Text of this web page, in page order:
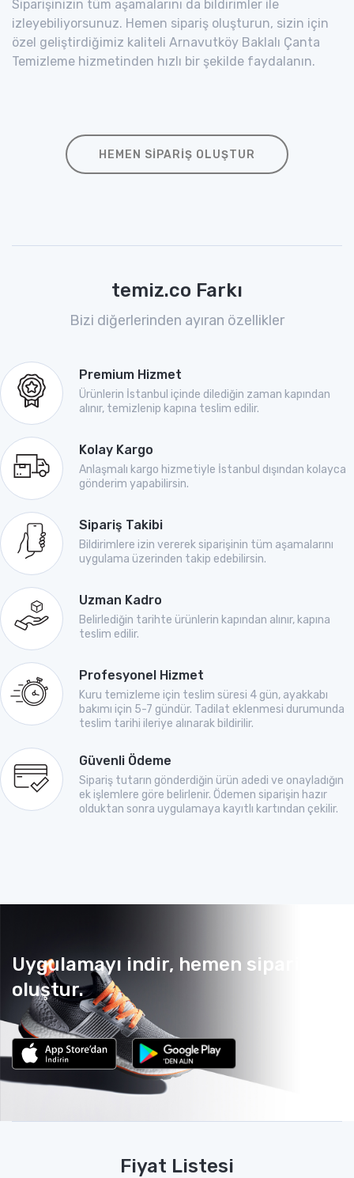
Siparişinizin tüm aşamalarını da bildirimler ile
izleyebiliyorsunuz. Hemen sipariş oluşturun, sizin için
özel geliştirdiğimiz kaliteli Arnavutköy Baklalı Çanta
Temizleme hizmetinden hızlı bir şekilde faydalanın.
HEMEN SIPARIŞ OLUŞTUR
temiz.co Farkı
Bizi diğerlerinden ayıran özellikler
Premium Hizmet
Ürünlerin İstanbul içinde dilediğin zaman kapından
alınır, temizlenip kapına teslim edilir.
Kolay Kargo
Anlaşmalı kargo hizmetiyle İstanbul dışından kolayca
gönderim yapabilirsin.
Sipariş Takibi
Bildirimlere izin vererek siparişinin tüm aşamalarını
uygulama üzerinden takip edebilirsin.
Uzman Kadro
Belirlediğin tarihte ürünlerin kapından alınır, kapına
teslim edilir.
Profesyonel Hizmet
Kuru temizleme için teslim süresi 4 gün, ayakkabı
bakımı için 5-7 gündür. Tadilat eklenmesi durumunda
teslim tarihi ileriye alınarak bildirilir.
Güvenli Ödeme
Sipariş tutarın gönderdiğin ürün adedi ve onayladığın
ek işlemlere göre belirlenir. Ödemen siparişin hazır
olduktan sonra uygulamaya kayıtlı kartından çekilir.
Uygulamayı indir, hemen sipariş
oluştur.
Fiyat Listesi